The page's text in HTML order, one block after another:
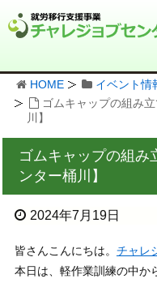
HOME
イベント情
ゴムキャップの組み
川】
ゴムキャップの組
ンター桶川】
2024年7月19日
皆さんこんにちは。 チャレ
本日は、軽作業訓練の中か